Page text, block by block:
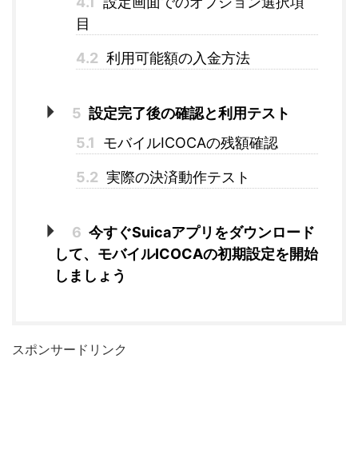
目
4.2 利用可能額の入金方法
5 設定完了後の確認と利用テスト
5.1
モバイルICOCAの残額確認
5.2 実際の決済動作テスト
6 今すぐSuicaアプリをダウンロード
して、モバイルICOCAの初期設定を開始
しましょう
スポンサードリンク